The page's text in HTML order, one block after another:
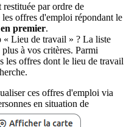
par ordre de
offres d'emploi répondant le
premier.
« Lieu de travail » ? La liste
à vos critères. Parmi
les offres dont le lieu de travail
ces offres d'emploi via
en situation de